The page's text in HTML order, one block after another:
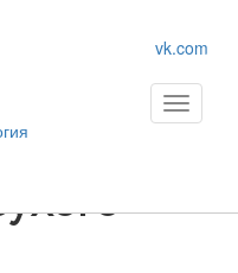
vk.com
Toggle